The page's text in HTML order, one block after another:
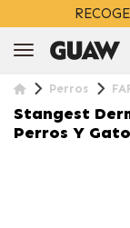
ENVÍOS
Perros
Stangest
Perros Y